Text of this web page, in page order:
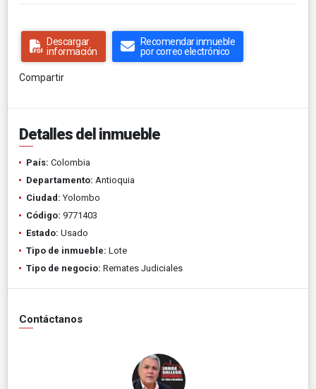
Descargar
información
Recomendar inmueble
por correo electrónico
Compartir
Detalles del inmueble
País: Colombia
Departamento: Antioquia
Ciudad: Yolombo
Código: 9771403
Estado: Usado
Tipo de inmueble: Lote
Tipo de negocio: Remates Judiciales
Contáctanos